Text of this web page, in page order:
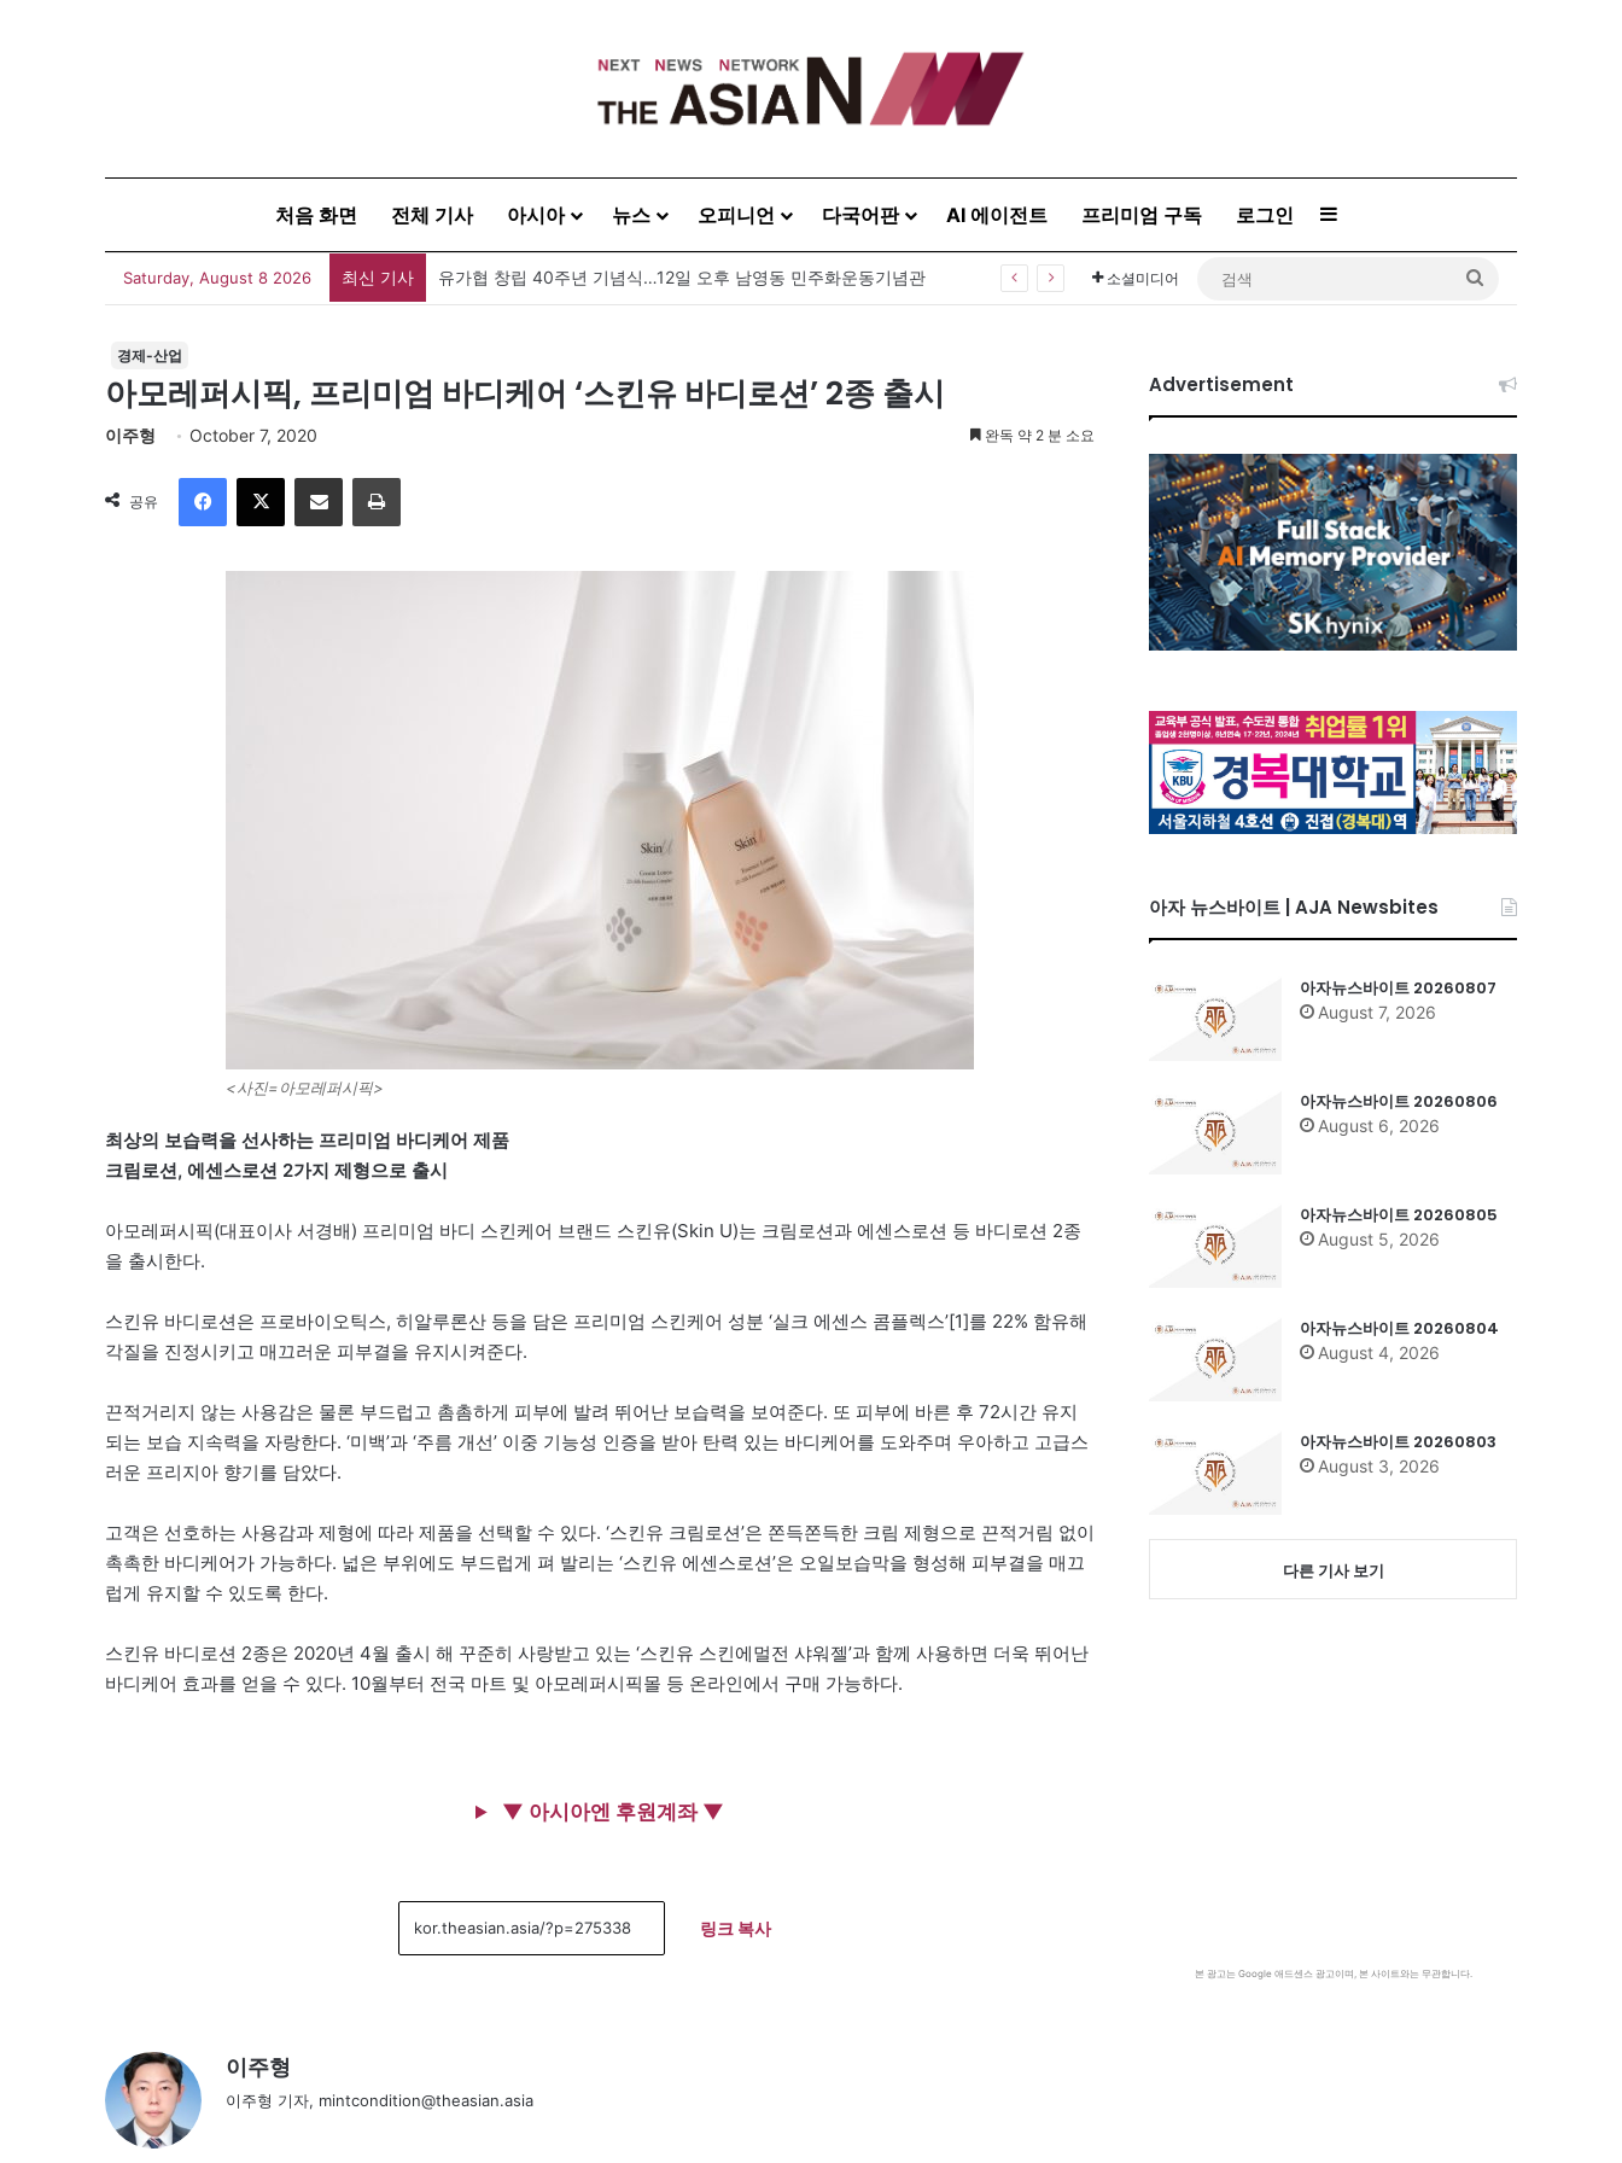
처음 화면 전체 기사 아시아 뉴스 오피니언 다국어판 AI 에이전트 프리미엄 구독 로그인 Sidebar
Saturday, August 8 2026 최신 기사 유가협 창립 40주년 기념식…12일 오후 남영동 민주화운동기념관 소셜미디어
경제-산업
아모레퍼시픽, 프리미엄 바디케어 ‘스킨유 바디로션’ 2종 출시
이주형 October 7, 2020 완독 약 2 분 소요
공유
이메일
<사진=아모레퍼시픽>
최상의 보습력을 선사하는 프리미엄 바디케어 제품
크림로션, 에센스로션 2가지 제형으로 출시
아모레퍼시픽(대표이사 서경배) 프리미엄 바디 스킨케어 브랜드 스킨유(Skin U)는 크림로션과 에센스로션 등 바디로션 2종
을 출시한다.
스킨유 바디로션은 프로바이오틱스, 히알루론산 등을 담은 프리미엄 스킨케어 성분 ‘실크 에센스 콤플렉스’[1]를 22% 함유해
각질을 진정시키고 매끄러운 피부결을 유지시켜준다.
끈적거리지 않는 사용감은 물론 부드럽고 촘촘하게 피부에 발려 뛰어난 보습력을 보여준다. 또 피부에 바른 후 72시간 유지
되는 보습 지속력을 자랑한다. ‘미백’과 ‘주름 개선’ 이중 기능성 인증을 받아 탄력 있는 바디케어를 도와주며 우아하고 고급스
러운 프리지아 향기를 담았다.
고객은 선호하는 사용감과 제형에 따라 제품을 선택할 수 있다. ‘스킨유 크림로션’은 쫀득쫀득한 크림 제형으로 끈적거림 없이
촉촉한 바디케어가 가능하다. 넓은 부위에도 부드럽게 펴 발리는 ‘스킨유 에센스로션’은 오일보습막을 형성해 피부결을 매끄
럽게 유지할 수 있도록 한다.
스킨유 바디로션 2종은 2020년 4월 출시 해 꾸준히 사랑받고 있는 ‘스킨유 스킨에멀전 샤워젤’과 함께 사용하면 더욱 뛰어난
바디케어 효과를 얻을 수 있다. 10월부터 전국 마트 및 아모레퍼시픽몰 등 온라인에서 구매 가능하다.
▼ 아시아엔 후원계좌 ▼
링크 복사
이주형
이주형 기자, mintcondition@theasian.asia
Advertisement
아자 뉴스바이트 | AJA Newsbites
아자뉴스바이트 20260807
August 7, 2026
아자뉴스바이트 20260806
August 6, 2026
아자뉴스바이트 20260805
August 5, 2026
아자뉴스바이트 20260804
August 4, 2026
아자뉴스바이트 20260803
August 3, 2026
다른 기사 보기
본 광고는 Google 애드센스 광고이며, 본 사이트와는 무관합니다.